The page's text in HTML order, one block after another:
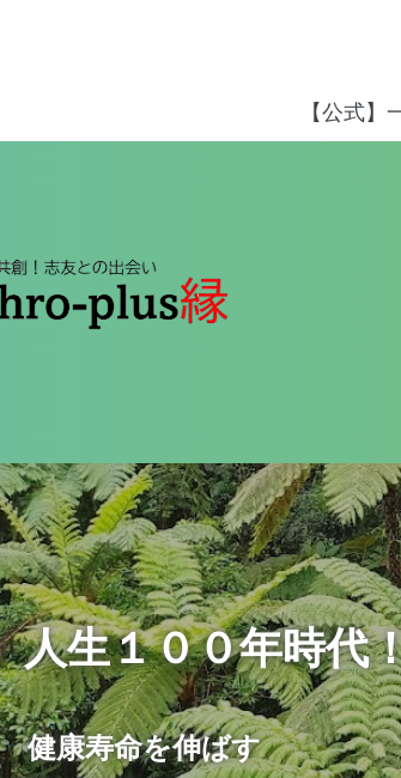
【公式】
人生１００年時代
健康寿命を伸ばす